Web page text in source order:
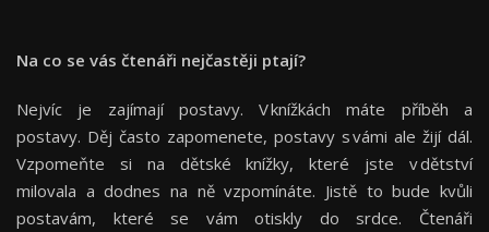
Na co se vás čtenáři nejčastěji ptají?
Nejvíc je zajímají postavy. V knížkách máte příběh a
postavy. Děj často zapomenete, postavy s vámi ale žijí dál.
Vzpomeňte si na dětské knížky, které jste v dětství
milovala a dodnes na ně vzpomínáte. Jistě to bude kvůli
postavám, které se vám otiskly do srdce. Čtenáři